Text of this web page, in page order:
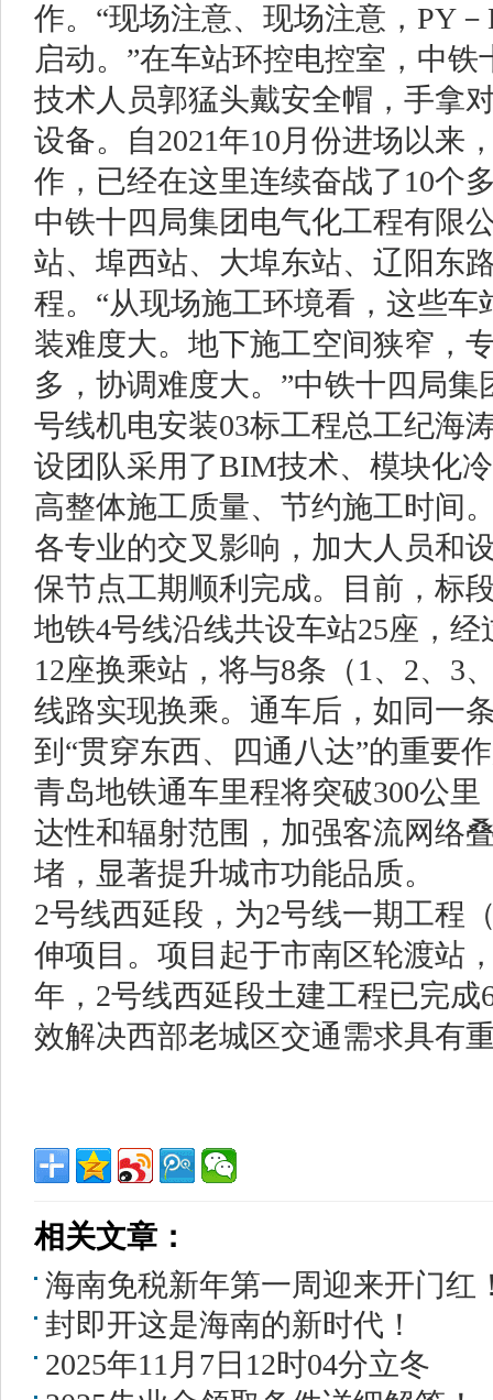
作。“现场注意、现场注意，PY
启动。”在车站环控电控室，中
技术人员郭猛头戴安全帽，手拿
设备。自2021年10月份进场以来
作，已经在这里连续奋战了10个
中铁十四局集团电气化工程有限
站、埠西站、大埠东站、辽阳东
程。“从现场施工环境看，这些
装难度大。地下施工空间狭窄，
多，协调难度大。”中铁十四局
号线机电安装03标工程总工纪海
设团队采用了BIM技术、模块化
高整体施工质量、节约施工时间
各专业的交叉影响，加大人员和
保节点工期顺利完成。目前，标
地铁4号线沿线共设车站25座，
12座换乘站，将与8条（1、2、3
线路实现换乘。通车后，如同一
到“贯穿东西、四通八达”的重要
青岛地铁通车里程将突破300公
达性和辐射范围，加强客流网络
堵，显著提升城市功能品质。
2号线西延段，为2号线一期工程
伸项目。项目起于市南区轮渡站
年，2号线西延段土建工程已完
效解决西部老城区交通需求具有
相关文章：
海南免税新年第一周迎来开门红
封即开这是海南的新时代！
2025年11月7日12时04分立冬